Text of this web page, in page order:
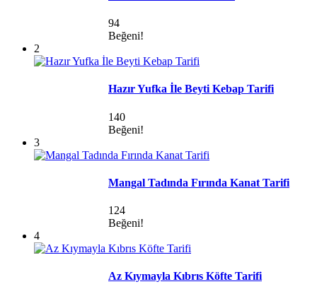
94
Beğeni!
2
Hazır Yufka İle Beyti Kebap Tarifi
140
Beğeni!
3
Mangal Tadında Fırında Kanat Tarifi
124
Beğeni!
4
Az Kıymayla Kıbrıs Köfte Tarifi